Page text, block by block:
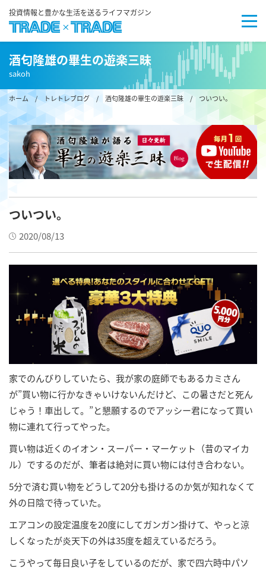
投資情報と豊かな生活を送るライフマガジン
酒匂隆雄の畢生の遊楽三昧
sakoh
ホーム/ トレトレブログ / 酒匂隆雄の畢生の遊楽三昧 / ついつい。
ついつい。
2020/08/13
家でのんびりしていたら、我が家の庭師でもあるカミさん
が”買い物に行かなきゃいけないんだけど、この暑さだと死ん
じゃう！車出して。”と懇願するのでアッシー君になって買い
物に連れて行ってやった。
買い物は近くのイオン・スーパー・マーケット（昔のマイカ
ル）でするのだが、筆者は絶対に買い物には付き合わない。
5分で済む買い物をどうして20分も掛けるのか気が知れなくて
外の日陰で待っていた。
エアコンの設定温度を20度にしてガンガン掛けて、やっと涼
しくなったが炎天下の外は35度を超えているだろう。
こうやって毎日良い子をしているのだが、家で四六時中パソ